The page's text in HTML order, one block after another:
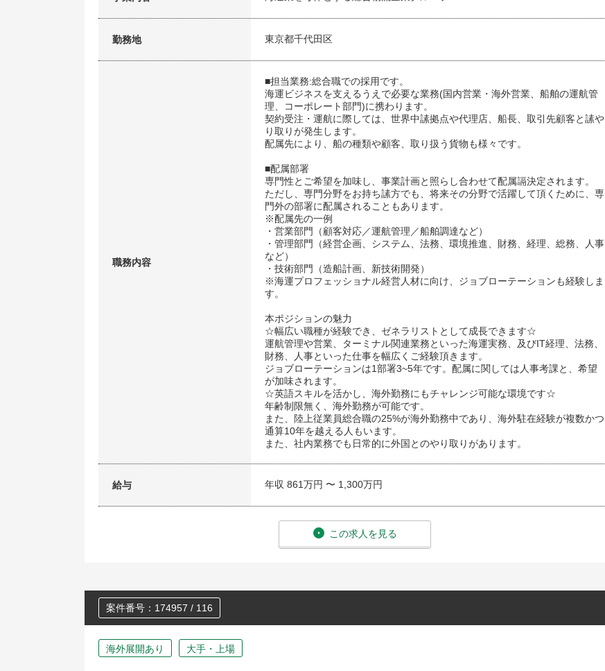
勤務地 東京都千代田区
職務内容
■担当業務:総合職での採用です。
海運ビジネスを支えるうえで必要な業務(国内営業・海外営業、船舶の運航管
理、コーポレート部門)に携わります。
契約受注・運航に際しては、世界中䛾拠点や代理店、船長、取引先顧客と䛾や
り取りが発生します。
配属先により、船の種類や顧客、取り扱う貨物も様々です。
■配属部署
専門性とご希望を加味し、事業計画と照らし合わせて配属䛿決定されます。
ただし、専門分野をお持ち䛾方でも、将来その分野で活躍して頂くために、専
門外の部署に配属されることもあります。
※配属先の一例
・営業部門（顧客対応／運航管理／船舶調達など）
・管理部門（経営企画、システム、法務、環境推進、財務、経理、総務、人事
など）
・技術部門（造船計画、新技術開発）
※海運プロフェッショナル経営人材に向け、ジョブローテーションも経験しま
す。
本ポジションの魅力
☆幅広い職種が経験でき、ゼネラリストとして成長できます☆
運航管理や営業、ターミナル関連業務といった海運実務、及びIT経理、法務、
財務、人事といった仕事を幅広くご経験頂きます。
ジョブローテーションは1部署3~5年です。配属に関しては人事考課と、希望
が加味されます。
☆英語スキルを活かし、海外勤務にもチャレンジ可能な環境です☆
年齢制限無く、海外勤務が可能です。
また、陸上従業員総合職の25%が海外勤務中であり、海外駐在経験が複数かつ
通算10年を越える人もいます。
また、社内業務でも日常的に外国とのやり取りがあります。
給与 年収 861万円 〜 1,300万円
この求人を見る
案件番号：174957 / 116
海外展開あり 大手・上場